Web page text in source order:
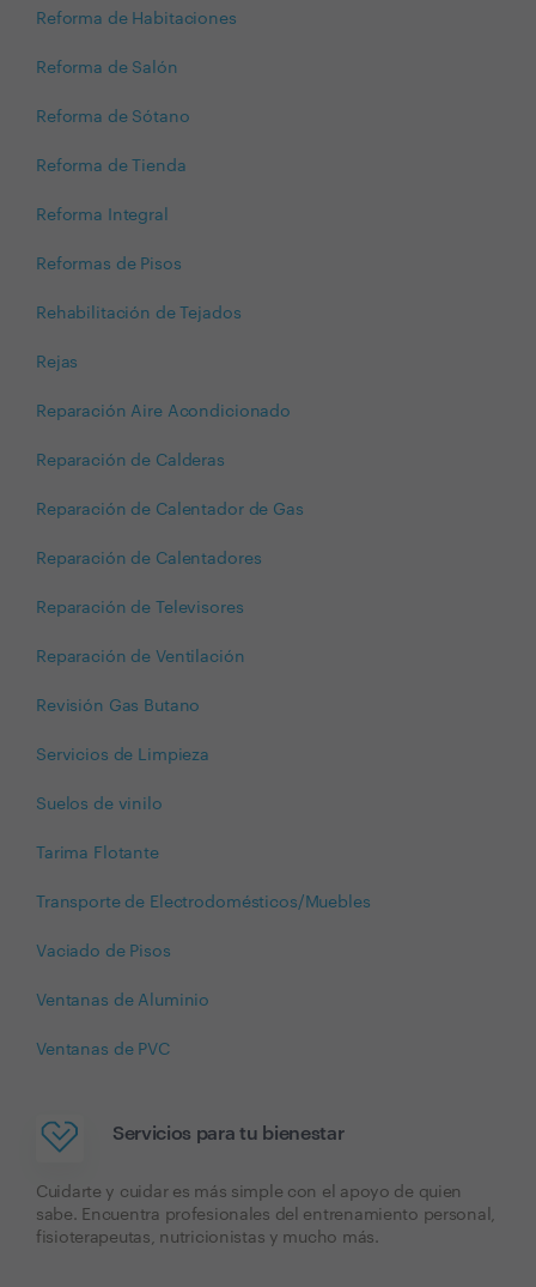
Reforma de Habitaciones
Reforma de Salón
Reforma de Sótano
Reforma de Tienda
Reforma Integral
Reformas de Pisos
Rehabilitación de Tejados
Rejas
Reparación Aire Acondicionado
Reparación de Calderas
Reparación de Calentador de Gas
Reparación de Calentadores
Reparación de Televisores
Reparación de Ventilación
Revisión Gas Butano
Servicios de Limpieza
Suelos de vinilo
Tarima Flotante
Transporte de Electrodomésticos/Muebles
Vaciado de Pisos
Ventanas de Aluminio
Ventanas de PVC
Servicios para tu bienestar
Cuidarte y cuidar es más simple con el apoyo de quien
sabe. Encuentra profesionales del entrenamiento personal,
fisioterapeutas, nutricionistas y mucho más.